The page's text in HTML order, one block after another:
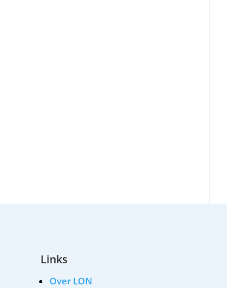
Links
Over LON